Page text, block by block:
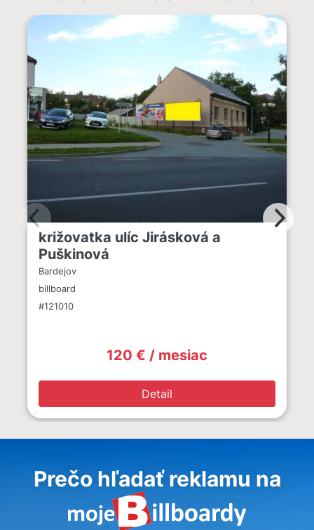
križovatka ulíc Jirásková a
Puškinová
Bardejov
billboard
#121010
120 € / mesiac
Detail
Prečo hľadať reklamu na